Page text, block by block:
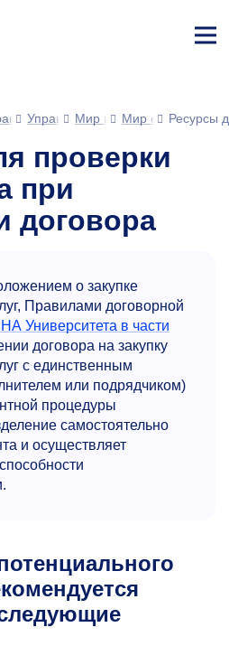
ине
Управление развития
Мир возможностей
Мир сотрудника
Ресурсы
проверки
при
договора
о закупке
Правилами договорной
Университета в части
договора на закупку
с единственным
или подрядчиком)
процедуры
самостоятельно
и осуществляет